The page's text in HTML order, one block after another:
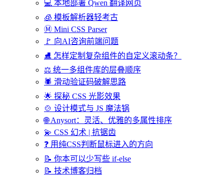
💻 本地部署 Qwen 翻译网页
🧊 模板解析器轻考古
Ⓜ️ Mini CSS Parser
🚩 向AI咨询前端问题
⛸️ 怎样定制复杂组件的自定义滚动条？
⚖️ 统一多组件库的层叠顺序
🕷️ 滑动验证码破解思路
🌟 探秘 CSS 光影效果
🍲 设计模式与 JS 魔法锅
🌐 Anysort：灵活、优雅的多属性排序
💫 CSS 幻术 | 抗锯齿
❓ 用纯CSS判断鼠标进入的方向
📝 你本可以少写些 if-else
📝 技术博客归档